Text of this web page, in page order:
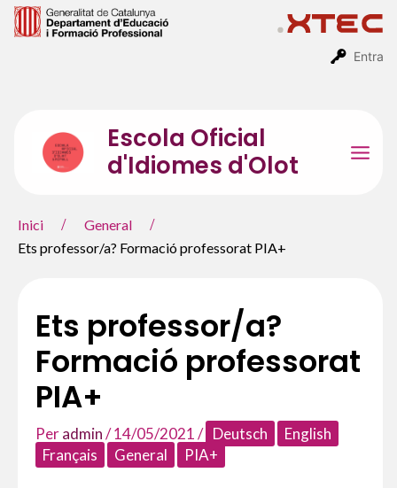
Entra
Vés
Escola Oficial
d'Idiomes d'Olot
Inici
General
Ets professor/a? Formació professorat PIA+
Ets professor/a?
Formació professorat
PIA+
Peradmin/14/05/2021/ Deutsch
English
Français
General PIA+